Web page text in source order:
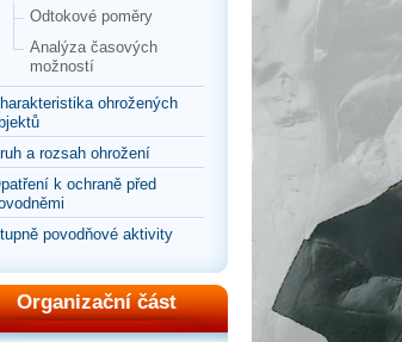
Odtokové poměry
Analýza časových
možností
ohrožených
a rozsah ohrožení
k ochraně před
povodňové aktivity
Organizační část